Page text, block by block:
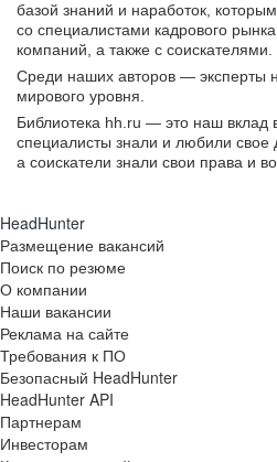
базой знаний и наработок,
со специалистами кадрового
компаний, а также с соискателями.
Среди наших авторов — эксперты
мирового уровня.
Библиотека hh.ru — это наш вклад
специалисты знали и любили
а соискатели знали свои права и
HeadHunter
Размещение вакансий
Поиск по резюме
О компании
Наши вакансии
Реклама на сайте
Требования к ПО
Безопасный HeadHunter
HeadHunter API
Партнерам
Инвесторам